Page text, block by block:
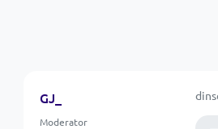
GJ_
Moderator